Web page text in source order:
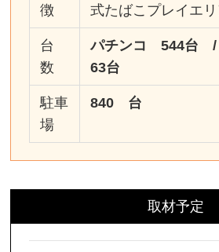
徴
式たばこプレイエ
台
数
パチンコ 544台
63台
駐車
場
840 台
取材予定